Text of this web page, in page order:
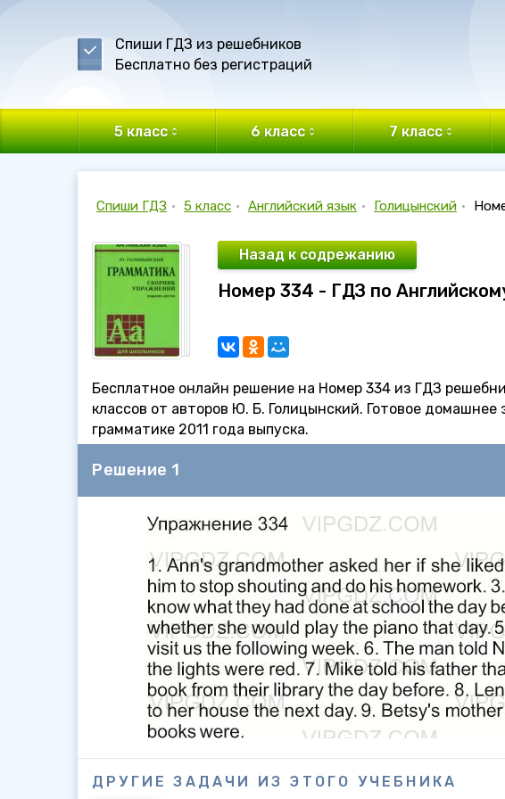
Спиши ГДЗ из решебников
Бесплатно без регистраций
5 класс 6 класс 7 класс
Спиши ГДЗ • 5 класс • Английский язык • Голицынский •
Назад к содрежанию
Номер 334 - ГДЗ по
Бесплатное онлайн решение на Номер 334 из ГДЗ
классов от авторов Ю. Б. Голицынский. Готовое
грамматике 2011 года выпуска.
Решение 1
ДРУГИЕ ЗАДАЧИ ИЗ ЭТОГО УЧЕБНИКА